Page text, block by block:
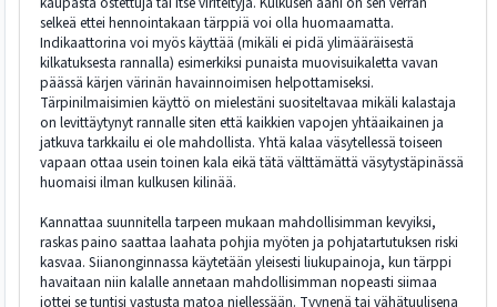
selkeä ettei hennointakaan tärppiä voi olla huomaamatta.
Indikaattorina voi myös käyttää (mikäli ei pidä ylimääräisestä
kilkatuksesta rannalla) esimerkiksi punaista muovisuikaletta vavan
päässä kärjen värinän havainnoimisen helpottamiseksi.
Tärpinilmaisimien käyttö on mielestäni suositeltavaa mikäli kalastaja
on levittäytynyt rannalle siten että kaikkien vapojen yhtäaikainen ja
jatkuva tarkkailu ei ole mahdollista. Yhtä kalaa väsytellessä toiseen
vapaan ottaa usein toinen kala eikä tätä välttämättä väsytystäpinässä
huomaisi ilman kulkusen kilinää.
Kannattaa suunnitella tarpeen mukaan mahdollisimman kevyiksi,
raskas paino saattaa laahata pohjia myöten ja pohjatartutuksen riski
kasvaa. Siianonginnassa käytetään yleisesti liukupainoja, kun tärppi
havaitaan niin kalalle annetaan mahdollisimman nopeasti siimaa
jottei se tuntisi vastusta matoa niellessään. Tyynenä tai vähätuulisena